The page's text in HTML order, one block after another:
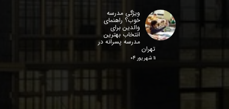
ویژگی مدرسه
خوب؟ راهنمای
والدین برای
انتخاب بهترین
مدرسه پسرانه در
تهران
۱۱ شهریور ۰۴